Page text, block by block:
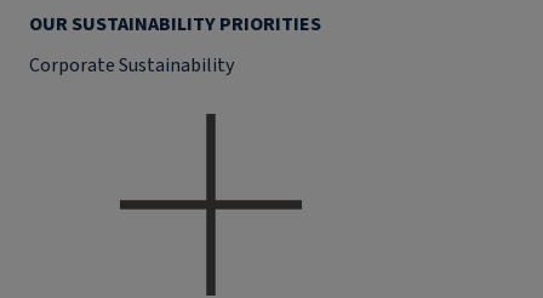
OUR SUSTAINABILITY PRIORITIES
Corporate Sustainability